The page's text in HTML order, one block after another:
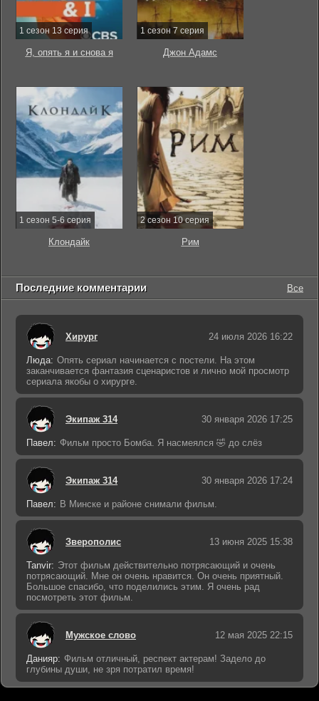
1 сезон 13 серия
Я, опять я и снова я
1 сезон 7 серия
Джон Адамс
1 сезон 5-6 серия
Клондайк
2 сезон 10 серия
Рим
Последние комментарии Все
Хирург 24 июля 2026 16:22
Люда: Опять сериал начинается с постели. На этом
заканчивается фантазия сценаристов и лично мой просмотр
сериала якобы о хирурге.
Экипаж 314 30 января 2026 17:25
Павел: Фильм просто Бомба. Я насмеялся 🤣 до слёз
Экипаж 314 30 января 2026 17:24
Павел: В Минске и районе снимали фильм.
Зверополис 13 июня 2025 15:38
Tanvir: Этот фильм действительно потрясающий и очень
потрясающий. Мне он очень нравится. Он очень приятный.
Большое спасибо, что поделились этим. Я очень рад
посмотреть этот фильм.
Мужское слово 12 мая 2025 22:15
Данияр: Фильм отличный, респект актерам! Задело до
глубины души, не зря потратил время!